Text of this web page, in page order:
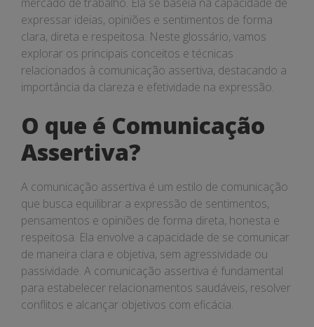
expressar ideias, opiniões e sentimentos de forma
clara, direta e respeitosa. Neste glossário, vamos
explorar os principais conceitos e técnicas
relacionados à comunicação assertiva, destacando a
importância da clareza e efetividade na expressão.
O que é Comunicação
Assertiva?
A comunicação assertiva é um estilo de comunicação
que busca equilibrar a expressão de sentimentos,
pensamentos e opiniões de forma direta, honesta e
respeitosa. Ela envolve a capacidade de se comunicar
de maneira clara e objetiva, sem agressividade ou
passividade. A comunicação assertiva é fundamental
para estabelecer relacionamentos saudáveis, resolver
conflitos e alcançar objetivos com eficácia.